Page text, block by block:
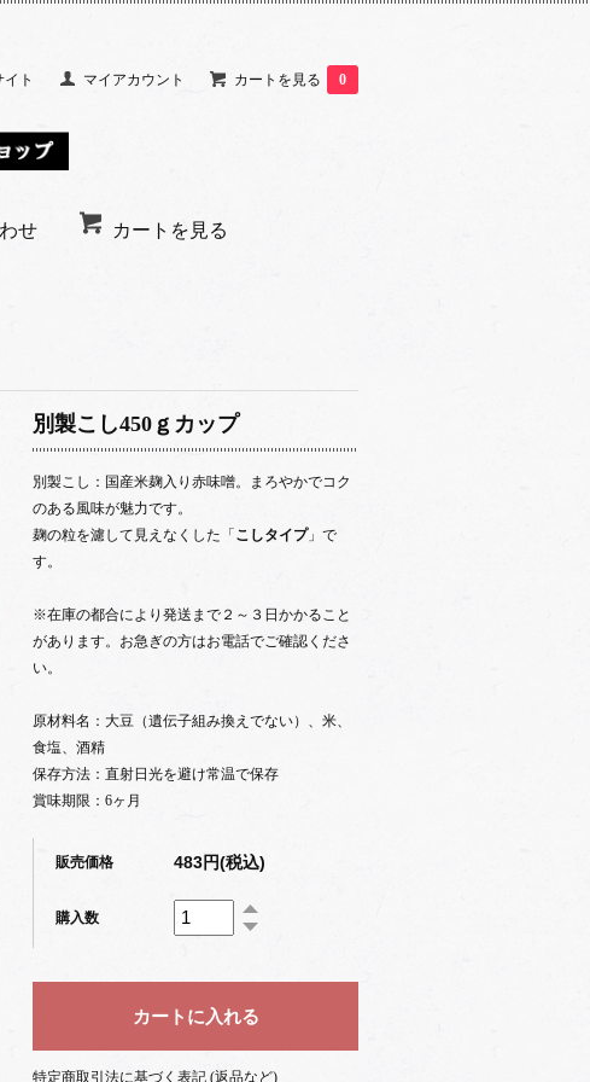
ト マイアカウント カートを見る 0
せ カートを見る
別製こし450ｇカップ
別製こし：国産米麹入り赤味噌。まろやかでコク
のある風味が魅力です。
麹の粒を濾して見えなくした「 こしタイプ」で
す。
※在庫の都合により発送まで２～３日かかること
があります。お急ぎの方はお電話でご確認くださ
い。
原材料名：大豆（遺伝子組み換えでない）、米、
食塩、酒精
保存方法：直射日光を避け常温で保存
賞味期限：6ヶ月
販売価格 483円(税込)
購入数
特定商取引法に基づく表記 (返品など)